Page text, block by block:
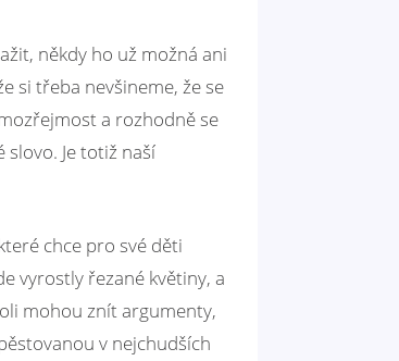
někdy ho už možná ani
si třeba nevšineme, že se
a rozhodně se
Je totiž naší
chce pro své děti
vyrostly řezané květiny, a
mohou znít argumenty,
v nejchudších